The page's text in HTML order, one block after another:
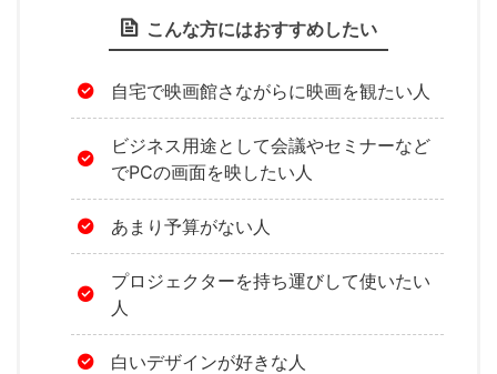
こんな方にはおすすめしたい
自宅で映画館さながらに映画を観たい人
ビジネス用途として会議やセミナーなど
でPCの画面を映したい人
あまり予算がない人
プロジェクターを持ち運びして使いたい
人
白いデザインが好きな人